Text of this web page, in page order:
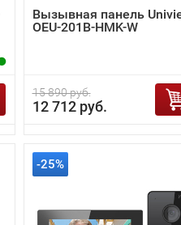
Вызывная панель
OEU-201B-HMK-W
15 890 руб.
12 712 руб.
-25%